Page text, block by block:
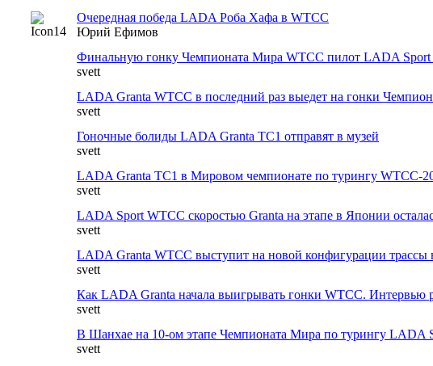
Очередная победа LADA Роба Хафа в WTCC
Юрий Ефимов
Финальную гонку Чемпионата Мира WTCC пилот LADA Sport
svett
LADA Granta WTCC в последний раз выедет на гонки
svett
Гоночные болиды LADA Granta ТС1 отправят в музей
svett
LADA Granta ТС1 в Мировом чемпионате по турингу WTCC-
svett
LADA Sport WTCC скоростью Granta на этапе в Японии
svett
LADA Granta WTCC выступит на новой конфигурации трассы
svett
Как LADA Granta начала выигрывать гонки WTCC. Интервью
svett
В Шанхае на 10-ом этапе Чемпионата Мира по турингу LADA
svett